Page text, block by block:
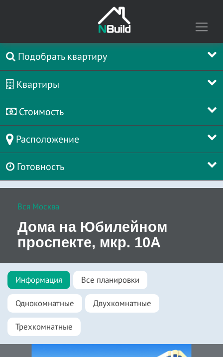
Подобрать квартиру
Квартиры
Стоимость
Расположение
Готовность
Вся Москва
Дома на Юбилейном
проспекте, мкр. 10А
Информация Все планировки
Однокомнатные Двухкомнатные
Трехкомнатные